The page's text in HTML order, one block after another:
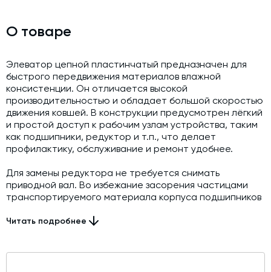
Зимний комплект. Изготовление и монтаж
Срочная техпомощь. Онлайн-обследование и ремонт
завода
Доставка, шеф-монтаж и пуско-наладка и обучение
Автоматизированные системы управления (АСУ ТП) любой
сложности
Подбор и поставка комплектующих под любой завод
Экспертиза промышленной безопасности
Технический аудит бетонных заводов и производств
Проектирование технологических линий,промышленных
зданий и сооружений
О товаре
Элеватор цепной пластинчатый предназначен для
быстрого передвижения материалов влажной
консистенции. Он отличается высокой
производительностью и обладает большой скоростью
движения ковшей. В конструкции предусмотрен лёгкий
и простой доступ к рабочим узлам устройства, таким
как подшипники, редуктор и т.п., что делает
профилактику, обслуживание и ремонт удобнее.
Для замены редуктора не требуется снимать
приводной вал. Во избежание засорения частицами
транспортируемого материала корпуса подшипников
(нержавеющая сталь или оцинковка) гарантируют
В конструкции предусмотрен поддон,
Читать подробнее